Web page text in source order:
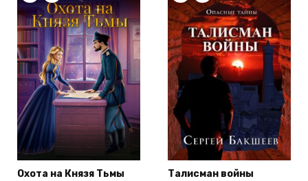
Охота на Князя Тьмы Талисман войны